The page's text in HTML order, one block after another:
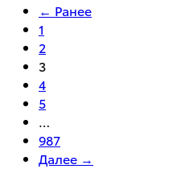
← Ранее
1
2
3
4
5
…
987
Далее →